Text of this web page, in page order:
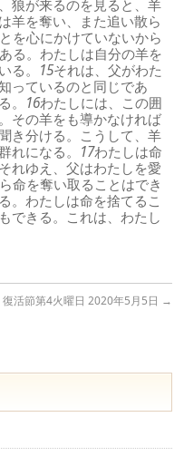
狼が来るのを見ると、羊
を奪い、また追い散ら
を心にかけていないから
る。わたしは自分の羊を
る。 15それは、父がわた
っているのと同じであ
。 16わたしには、この囲
その羊をも導かなければ
き分ける。こうして、羊
れになる。 17わたしは命
れゆえ、父はわたしを愛
命を奪い取ることはでき
。わたしは命を捨てるこ
できる。これは、わたし
復活節第4火曜日 2020年5月5日 →